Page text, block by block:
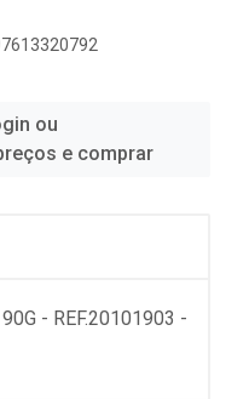
ou
e comprar
- REF.20101903 -